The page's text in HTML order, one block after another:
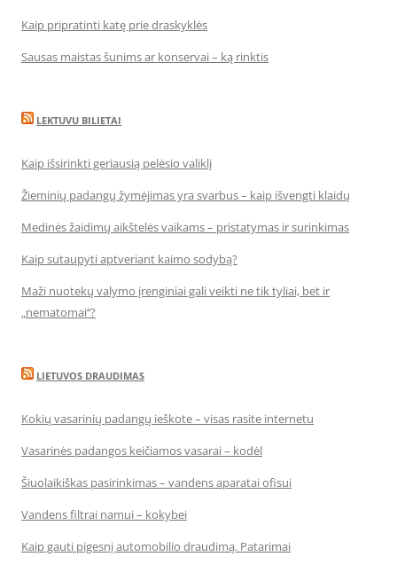
Kaip pripratinti katę prie draskyklės
Sausas maistas šunims ar konservai – ką rinktis
LEKTUVU BILIETAI
Kaip išsirinkti geriausią pelėsio valiklį
Žieminių padangų žymėjimas yra svarbus – kaip išvengti klaidų
Medinės žaidimų aikštelės vaikams – pristatymas ir surinkimas
Kaip sutaupyti aptveriant kaimo sodybą?
Maži nuotekų valymo įrenginiai gali veikti ne tik tyliai, bet ir
„nematomai‘‘?
LIETUVOS DRAUDIMAS
Kokių vasarinių padangų ieškote – visas rasite internetu
Vasarinės padangos keičiamos vasarai – kodėl
Šiuolaikiškas pasirinkimas – vandens aparatai ofisui
Vandens filtrai namui – kokybei
Kaip gauti pigesnį automobilio draudimą. Patarimai